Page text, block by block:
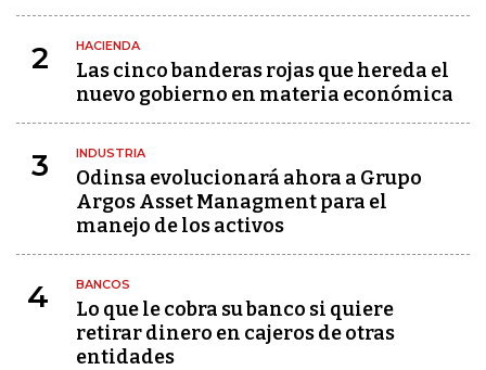
2 HACIENDA
Las cinco banderas rojas que hereda el
nuevo gobierno en materia económica
3 INDUSTRIA
Odinsa evolucionará ahora a Grupo
Argos Asset Managment para el
manejo de los activos
4 BANCOS
Lo que le cobra su banco si quiere
retirar dinero en cajeros de otras
entidades